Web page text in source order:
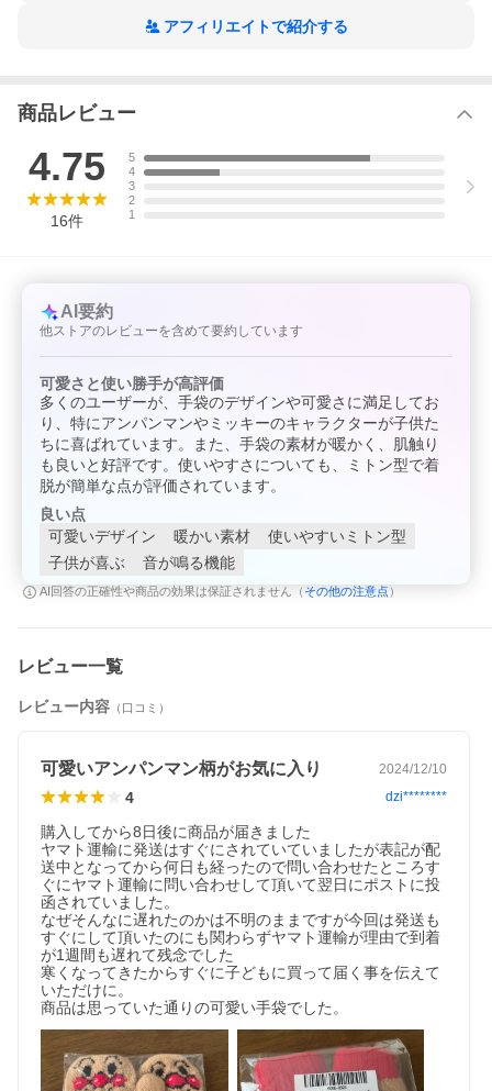
アフィリエイトで紹介する
商品レビュー
4.75
16件
5
4
3
2
1
AI要約
他ストアのレビューを含めて要約しています
可愛さと使い勝手が高評価
多くのユーザーが、手袋のデザインや可愛さに満足してお
り、特にアンパンマンやミッキーのキャラクターが子供た
ちに喜ばれています。また、手袋の素材が暖かく、肌触り
も良いと好評です。使いやすさについても、ミトン型で着
脱が簡単な点が評価されています。
良い点
可愛いデザイン
暖かい素材
使いやすいミトン型
子供が喜ぶ
音が鳴る機能
AI回答の正確性や商品の効果は保証されません（ その他の注意点 ）
レビュー一覧
レビュー内容 （口コミ）
可愛いアンパンマン柄がお気に入り 2024/12/10
4 dzi********
購入してから8日後に商品が届きました
ヤマト運輸に発送はすぐにされていていましたが表記が配
送中となってから何日も経ったので問い合わせたところす
ぐにヤマト運輸に問い合わせして頂いて翌日にポストに投
函されていました。
なぜそんなに遅れたのかは不明のままですが今回は発送も
すぐにして頂いたのにも関わらずヤマト運輸が理由で到着
が1週間も遅れて残念でした
寒くなってきたからすぐに子どもに買って届く事を伝えて
いただけに。
商品は思っていた通りの可愛い手袋でした。